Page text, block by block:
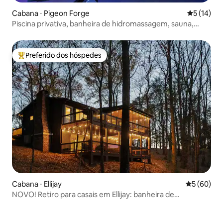
Cabana ⋅ Pigeon Forge 5 de uma
5 (14)
Piscina privativa, banheira de hidromassagem, sauna,
Entre os melhores preferidos dos hóspedes
Preferido dos hóspedes
Cabana ⋅ Ellijay 5 de uma
5 (60)
NOVO! Retiro para casais em Ellijay: banheira de